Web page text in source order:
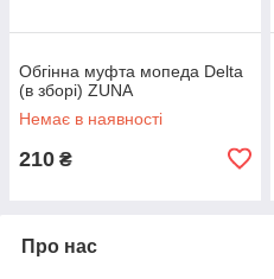
Обгінна муфта мопеда Delta
(в зборі) ZUNA
Немає в наявності
210 ₴
Про нас